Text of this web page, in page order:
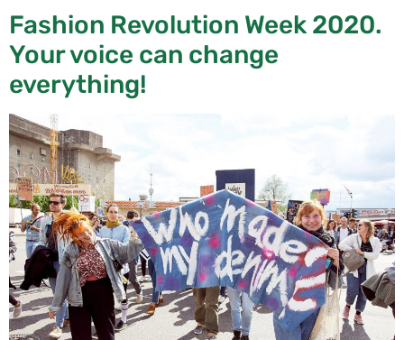
Fashion Revolution Week 2020.
Your voice can change
everything!